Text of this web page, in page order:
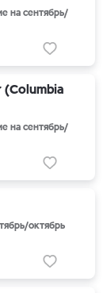
на сентябрь/
на сентябрь/
октябрь